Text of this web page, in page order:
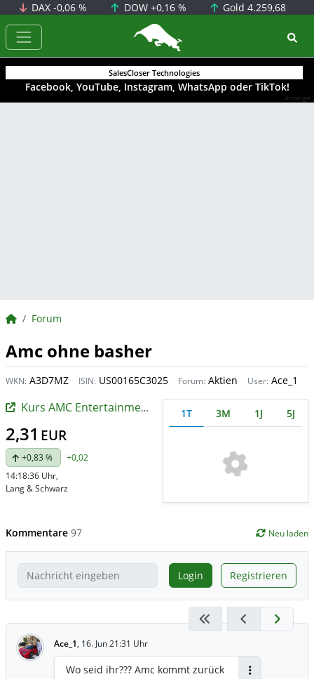
DAX-0,06 % DOW +0,16 % Gold4.259,68
BörsenNEWS.de
SalesCloser Technologies
Facebook, YouTube, Instagram, WhatsApp oder TikTok!
Anzeige
BörsenNEWS.de
Forum
Amc ohne basher
WKN: A3D7MZ ISIN: US00165C3025 Forum: Aktien User: Ace_1
Kurs AMC Entertainment Holdings Registered (A)
2,31 EUR
+0,83 %
+0,02
14:18:36 Uhr,
Lang & Schwarz
1T 3M 1J 5J
Kommentare 97 Neu laden
Login Registrieren
Ace_1, 16. Jun 21:31 Uhr
Wo seid ihr??? Amc kommt zurück